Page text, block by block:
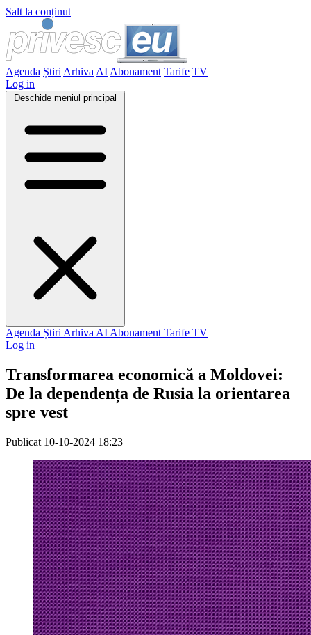
Salt la conținut
Agenda Știri Arhiva AI Abonament Tarife TV
Log in
Deschide meniul principal
Agenda Știri Arhiva AI Abonament Tarife TV
Log in
Transformarea economică a Moldovei:
De la dependența de Rusia la orientarea
spre vest
Publicat 10-10-2024 18:23